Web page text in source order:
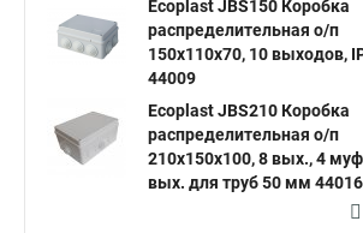
Ecoplast JBS150 Коробка
распределительная о/п
150х110х70, 10 выходов,
44009
Ecoplast JBS210 Коробка
распределительная о/п
210х150х100, 8 вых., 4
вых. для труб 50 мм 44016